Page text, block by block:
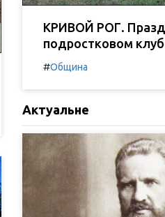
КРИВОЙ РОГ.
подростковом
#Община
Актуальне